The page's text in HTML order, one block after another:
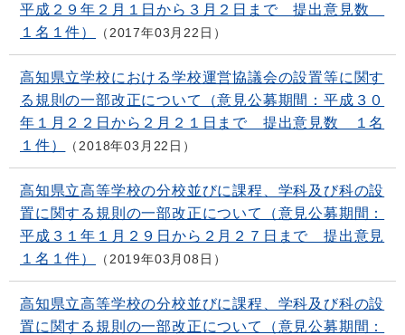
平成２９年２月１日から３月２日まで 提出意見数
１名１件）
2017年03月22日
高知県立学校における学校運営協議会の設置等に関す
る規則の一部改正について（意見公募期間：平成３０
年１月２２日から２月２１日まで 提出意見数 １名
１件）
2018年03月22日
高知県立高等学校の分校並びに課程、学科及び科の設
置に関する規則の一部改正について（意見公募期間：
平成３１年１月２９日から２月２７日まで 提出意見
１名１件）
2019年03月08日
高知県立高等学校の分校並びに課程、学科及び科の設
置に関する規則の一部改正について（意見公募期間：